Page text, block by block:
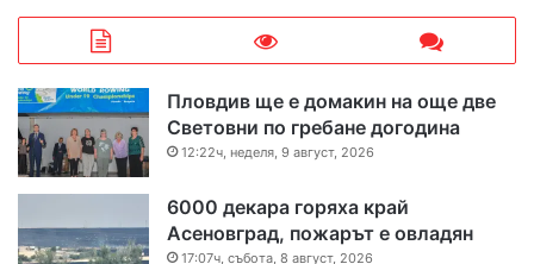
Пловдив ще е домакин на още две
Световни по гребане догодина
12:22ч, неделя, 9 август, 2026
6000 декара горяха край
Асеновград, пожарът е овладян
17:07ч, събота, 8 август, 2026